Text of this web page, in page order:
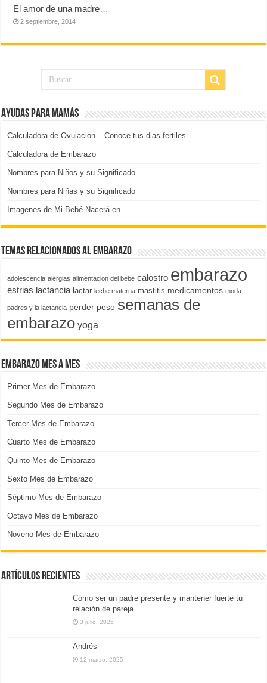
El amor de una madre…
2 septiembre, 2014
Ayudas para mamás
Calculadora de Ovulacion – Conoce tus dias fertiles
Calculadora de Embarazo
Nombres para Niños y su Significado
Nombres para Niñas y su Significado
Imagenes de Mi Bebé Nacerá en…
Temas relacionados al embarazo
adolescencia alergias alimentacion del bebe calostro embarazo
estrias lactancia lactar leche materna mastitis medicamentos moda
padres y la lactancia perder peso semanas de
embarazo yoga
Embarazo Mes a Mes
Primer Mes de Embarazo
Segundo Mes de Embarazo
Tercer Mes de Embarazo
Cuarto Mes de Embarazo
Quinto Mes de Embarazo
Sexto Mes de Embarazo
Séptimo Mes de Embarazo
Octavo Mes de Embarazo
Noveno Mes de Embarazo
Artículos Recientes
Cómo ser un padre presente y mantener fuerte tu
relación de pareja
3 julio, 2025
Andrés
12 marzo, 2025